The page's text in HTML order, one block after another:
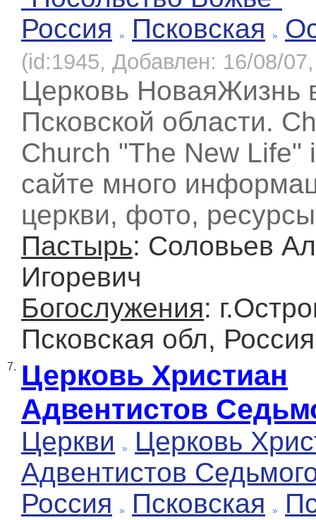
Россия
Псковская
(id:1945, Добавлен: 16/08/
Церковь НоваяЖизнь
Псковской области.
Church "The New Life"
сайте много
церкви, фото,
Пастырь: Соловьев
Игоревич
Богослужения:
Псковская обл, Россия
7. Церковь Христиан
Адвентистов
Церкви
Церковь
Адвентистов
Россия
Псковская